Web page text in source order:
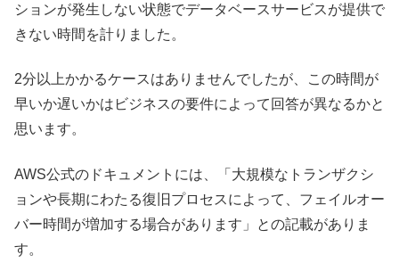
ションが発生しない状態でデータベースサービスが提供で
きない時間を計りました。
2分以上かかるケースはありませんでしたが、この時間が
早いか遅いかはビジネスの要件によって回答が異なるかと
思います。
AWS公式のドキュメントには、「大規模なトランザクシ
ョンや長期にわたる復旧プロセスによって、フェイルオー
バー時間が増加する場合があります」との記載がありま
す。